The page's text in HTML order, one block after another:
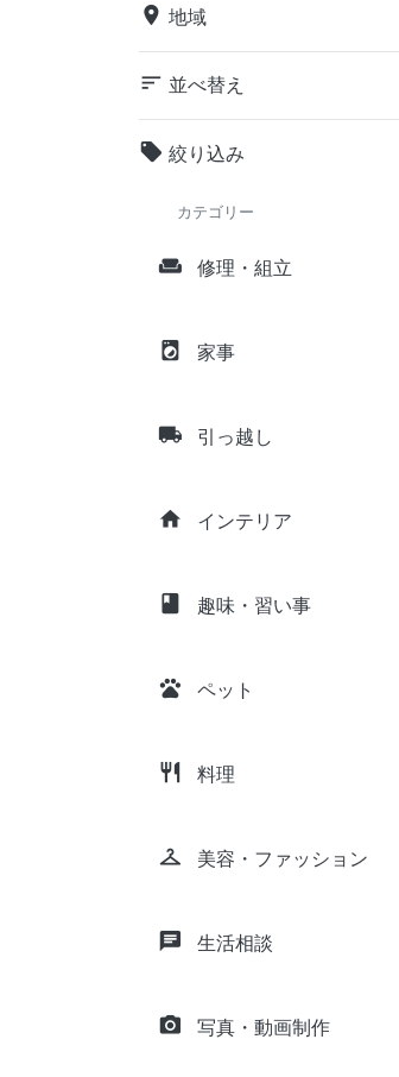
place 地域
sort 並べ替え
local_offer 絞り込み
カテゴリー
weekend 修理・組立
local_laundry_service 家事
local_shipping 引っ越し
home インテリア
class 趣味・習い事
pets ペット
restaurant 料理
checkroom 美容・ファッション
chat 生活相談
camera_alt 写真・動画制作